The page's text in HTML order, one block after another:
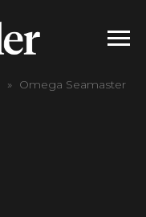
Omega Seamaster